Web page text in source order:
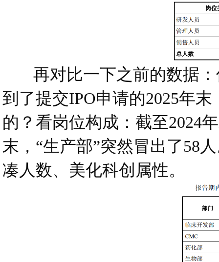
再对比一下之前的数据：
到了提交IPO申请的2025年
的？看岗位构成：截至2024
末，“生产部”突然冒出了58
凑人数、美化科创属性。